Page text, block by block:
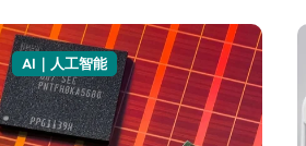
AI｜人工智能